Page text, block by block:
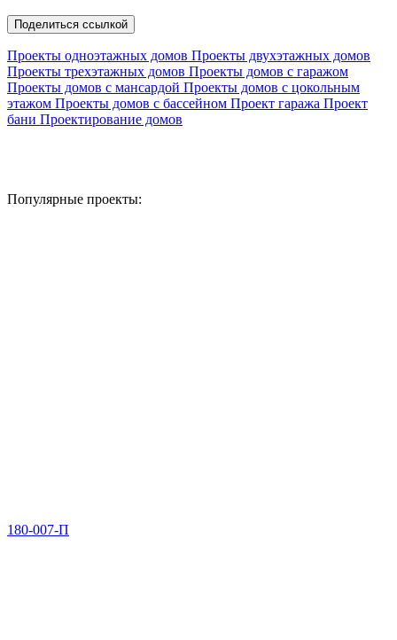
Поделиться ссылкой
Проекты одноэтажных домов Проекты двухэтажных домов
Проекты трехэтажных домов Проекты домов с гаражом
Проекты домов с мансардой Проекты домов с цокольным
этажом Проекты домов с бассейном Проект гаража Проект
бани Проектирование домов
Популярные проекты:
180-007-П